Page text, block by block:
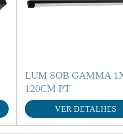
LUM SOB GAMMA
120CM PT
VER DETALHES